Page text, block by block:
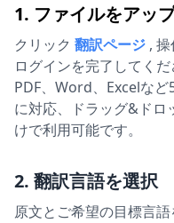
1. ファイルをアッ
クリック 翻訳ページ , 操
ログインを完了してくだ
PDF、Word、Excelな
に対応、ドラッグ&ドロ
けで利用可能です。
2. 翻訳言語を選択
原文とご希望の目標言